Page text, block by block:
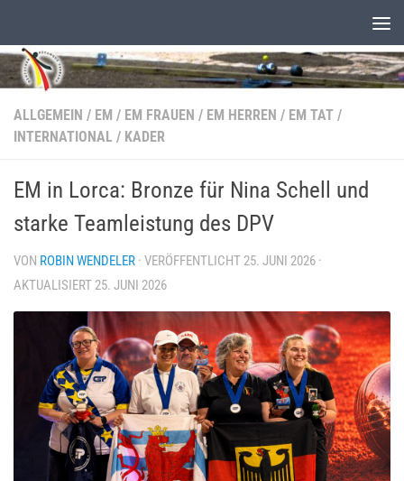
ALLGEMEIN / EM / EM FRAUEN / EM HERREN / EM TAT /
INTERNATIONAL / KADER
EM in Lorca: Bronze für Nina Schell und
starke Teamleistung des DPV
VON ROBIN WENDELER · VERÖFFENTLICHT 25. JUNI 2026 ·
AKTUALISIERT 25. JUNI 2026